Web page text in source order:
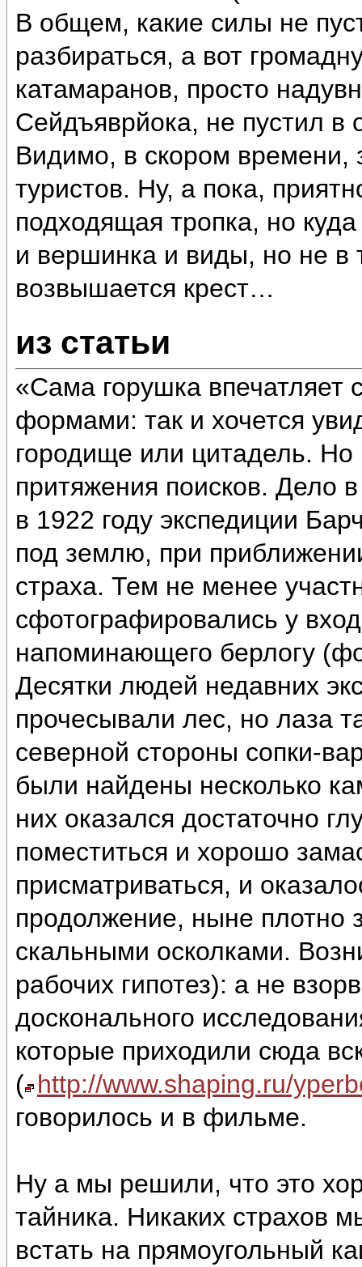
В общем, какие силы не
разбираться, а вот
катамаранов, просто
Сейдъяврйока, не пустил в
Видимо, в скором времени,
туристов. Ну, а пока,
подходящая тропка, но
и вершинка и виды, но не в
возвышается крест…
из статьи
«Сама горушка
формами: так и хочется
городище или цитадель. Но
притяжения поисков. Дело
в 1922 году экспедиции
под землю, при
страха. Тем не менее
сфотографировались у
напоминающего берлогу
Десятки людей недавних
прочесывали лес, но лаза
северной стороны сопки-
были найдены несколько
них оказался достаточно
поместиться и хорошо
присматриваться, и
продолжение, ныне плотно
скальными осколками.
рабочих гипотез): а не
досконального
которые приходили сюда
( http://www.shaping.ru/
говорилось и в фильме.
Ну а мы решили, что это
тайника. Никаких страхов
встать на прямоугольный